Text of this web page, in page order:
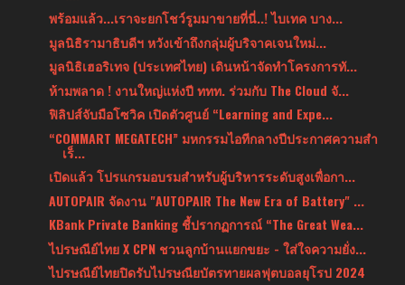
พร้อมแล้ว...เราจะยกโชว์รูมมาขายที่นี่..! ไบเทค บาง...
มูลนิธิรามาธิบดีฯ หวังเข้าถึงกลุ่มผู้บริจาคเจนใหม่...
มูลนิธิเฮอริเทจ (ประเทศไทย) เดินหน้าจัดทำโครงการทั...
ห้ามพลาด ! งานใหญ่แห่งปี ททท. ร่วมกับ The Cloud จั...
ฟิลิปส์จับมือโซวิค เปิดตัวศูนย์ “Learning and Expe...
“COMMART MEGATECH” มหกรรมไอทีกลางปีประกาศความสำ
เร็...
เปิดแล้ว โปรแกรมอบรมสำหรับผู้บริหารระดับสูงเพื่อกา...
AUTOPAIR จัดงาน "AUTOPAIR The New Era of Battery" ...
KBank Private Banking ชี้ปรากฏการณ์ “The Great Wea...
ไปรษณีย์ไทย X CPN ชวนลูกบ้านแยกขยะ - ใส่ใจความยั่ง...
ไปรษณีย์ไทยปิดรับไปรษณียบัตรทายผลฟุตบอลยุโรป 2024